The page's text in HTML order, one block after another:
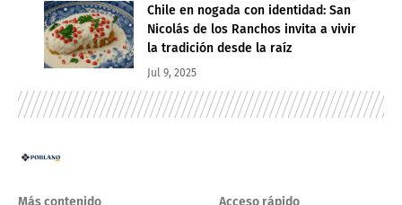
Chile en nogada con identidad: San
Nicolás de los Ranchos invita a vivir
la tradición desde la raíz
Jul 9, 2025